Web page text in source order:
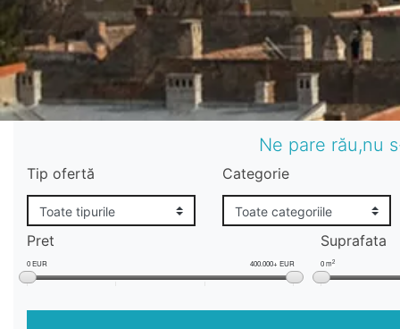
Ne pare rău,nu
Tip ofertă Categorie
Pret
0 EUR 400.000+ EUR
Suprafata
0 m2